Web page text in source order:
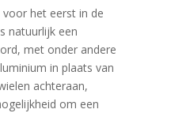
het eerst in de
natuurlijk een
met onder andere
in plaats van
achteraan,
om een